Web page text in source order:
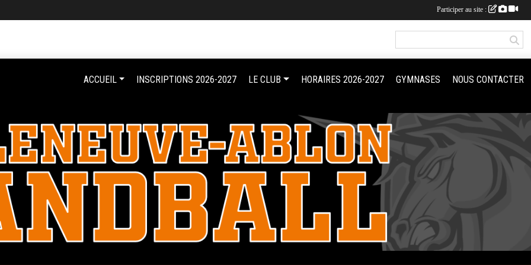
ACCUEIL INSCRIPTIONS 2026-2027 LE CLUB HORAIRES 2026-2027 GYMNASES NOUS CONTACTER
Participer au site :